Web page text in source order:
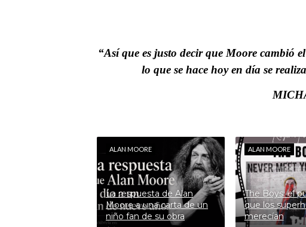
“Así que es justo decir que Moore cambió
lo que se hace hoy en día se
ALAN MOORE
La respuesta de Alan
Moore a una carta de un
niño fan de su obra
ALAN MOORE
The Boys: el
que los
merecían